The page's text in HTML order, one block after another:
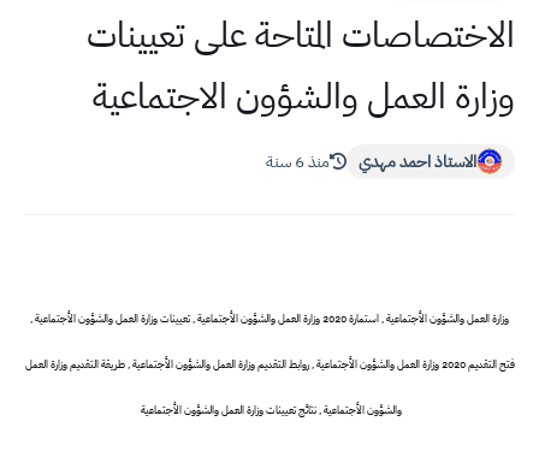
الاختصاصات المتاحة على تعيينات
وزارة العمل والشؤون الاجتماعية
الاستاذ احمد مهدي منذ 6 سنة
وزارة العمل والشؤون الأجتماعية , استمارة 2020 وزارة العمل والشؤون الأجتماعية , تعيينات وزارة العمل والشؤون الأجتماعية ,
فتح التقديم 2020 وزارة العمل والشؤون الأجتماعية , روابط التقديم وزارة العمل والشؤون الأجتماعية , طريقة التقديم وزارة العمل
والشؤون الأجتماعية , نتائج تعيينات وزارة العمل والشؤون الأجتماعية